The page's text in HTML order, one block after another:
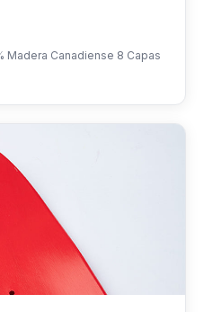
Madera Canadiense 8 Capas